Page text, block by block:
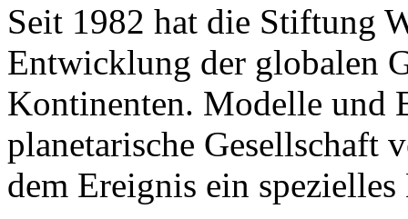
Seit 1982 hat die Stiftung
Entwicklung der globalen
Kontinenten. Modelle und
planetarische Gesellschaft
dem Ereignis ein